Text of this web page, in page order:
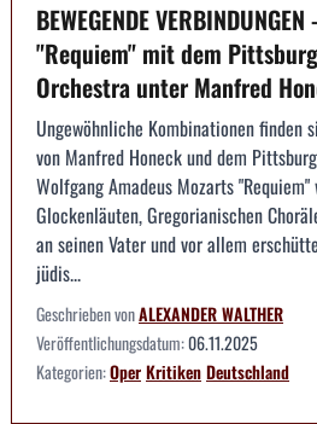
BEWEGENDE
"Requiem" mit dem
Orchestra unter Manfred
Ungewöhnliche Kombinationen finden
von Manfred Honeck und dem
Wolfgang Amadeus Mozarts
Glockenläuten, Gregorianischen
an seinen Vater und vor allem
jüdis...
Geschrieben vonALEXANDER WALTHER
Veröffentlichungsdatum:06.11.2025
Kategorien:OperKritikenDeutschland